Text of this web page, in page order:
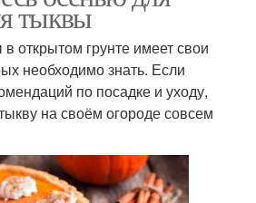
тыквы
открытом грунте имеет свои
необходимо знать. Если
по посадке и уходу,
на своём огороде совсем